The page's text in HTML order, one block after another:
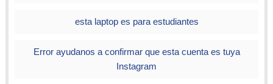
esta laptop es para estudiantes
Error ayudanos a confirmar que esta cuenta es tuya
Instagram